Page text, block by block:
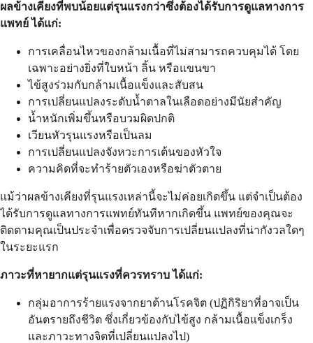
ผลข้างเคียงที่พบน้อยแต่รุนแรงกว่าซึ่งต้องได้รับการดูแลทางการ
แพทย์ ได้แก่:
การเคลื่อนไหวของกล้ามเนื้อที่ไม่สามารถควบคุมได้ โดย
เฉพาะอย่างยิ่งที่ใบหน้า ลิ้น หรือแขนขา
ไข้สูงร่วมกับกล้ามเนื้อแข็งและสับสน
การเปลี่ยนแปลงระดับน้ำตาลในเลือดอย่างมีนัยสำคัญ
น้ำหนักเพิ่มขึ้นหรือบวมผิดปกติ
เวียนหัวรุนแรงหรือเป็นลม
การเปลี่ยนแปลงจังหวะการเต้นของหัวใจ
ความคิดที่จะทำร้ายตัวเองหรือฆ่าตัวตาย
แม้ว่าผลข้างเคียงที่รุนแรงเหล่านี้จะไม่ค่อยเกิดขึ้น แต่จำเป็นต้อง
ได้รับการดูแลทางการแพทย์ทันทีหากเกิดขึ้น แพทย์ของคุณจะ
ติดตามคุณเป็นประจำเพื่อตรวจจับการเปลี่ยนแปลงที่น่ากังวลใดๆ
ในระยะแรก
ภาวะที่หายากแต่รุนแรงที่ควรทราบ ได้แก่:
กลุ่มอาการร้ายแรงจากยาต้านโรคจิต (ปฏิกิริยาที่อาจเป็น
อันตรายถึงชีวิต ซึ่งเกี่ยวข้องกับไข้สูง กล้ามเนื้อแข็งเกร็ง
และภาวะทางจิตที่เปลี่ยนแปลงไป)